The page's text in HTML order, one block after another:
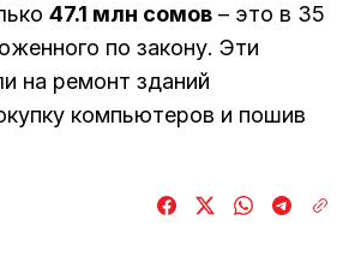
47.1 млн сомов – это в 35
по закону. Эти
на ремонт зданий
компьютеров и пошив